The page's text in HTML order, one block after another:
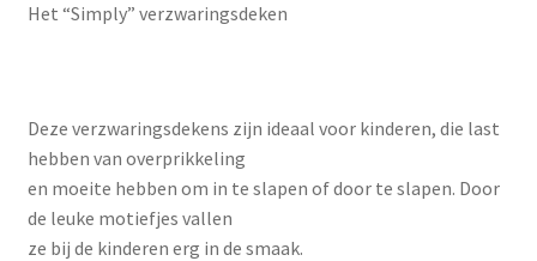
Het “Simply” verzwaringsdeken
Deze verzwaringsdekens zijn ideaal voor kinderen, die last
hebben van overprikkeling
en moeite hebben om in te slapen of door te slapen. Door
de leuke motiefjes vallen
ze bij de kinderen erg in de smaak.